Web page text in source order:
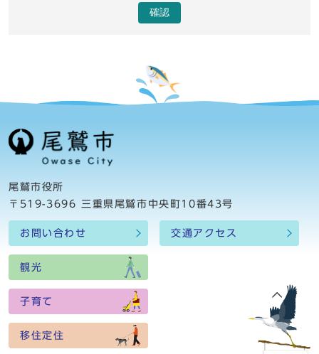
確認
尾鷲市役所
〒519-3696 三重県尾鷲市中央町10番43号
お問い合わせ 交通アクセス
観光
子育て
移住定住